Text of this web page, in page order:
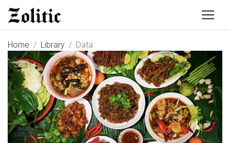
Home Library Data